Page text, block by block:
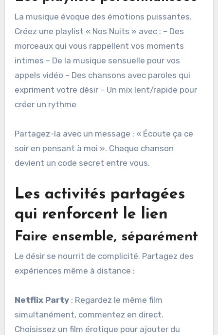
La musique évoque des émotions puissantes.
Créez une playlist « Nos Nuits » avec : – Des
morceaux qui vous rappellent vos moments
intimes – De la musique sensuelle pour vos
appels vidéo – Des chansons avec paroles qui
expriment votre désir – Un mix lent/rapide pour
créer un rythme
Partagez-la avec un message : « Écoute ça ce
soir en pensant à moi ». Chaque chanson
devient un code secret entre vous.
Les activités partagées
qui renforcent le lien
Faire ensemble, séparément
Le désir se nourrit de complicité. Partagez des
expériences même à distance :
Netflix Party: Regardez le même film
simultanément, commentez en direct.
Choisissez un film érotique pour ajouter du